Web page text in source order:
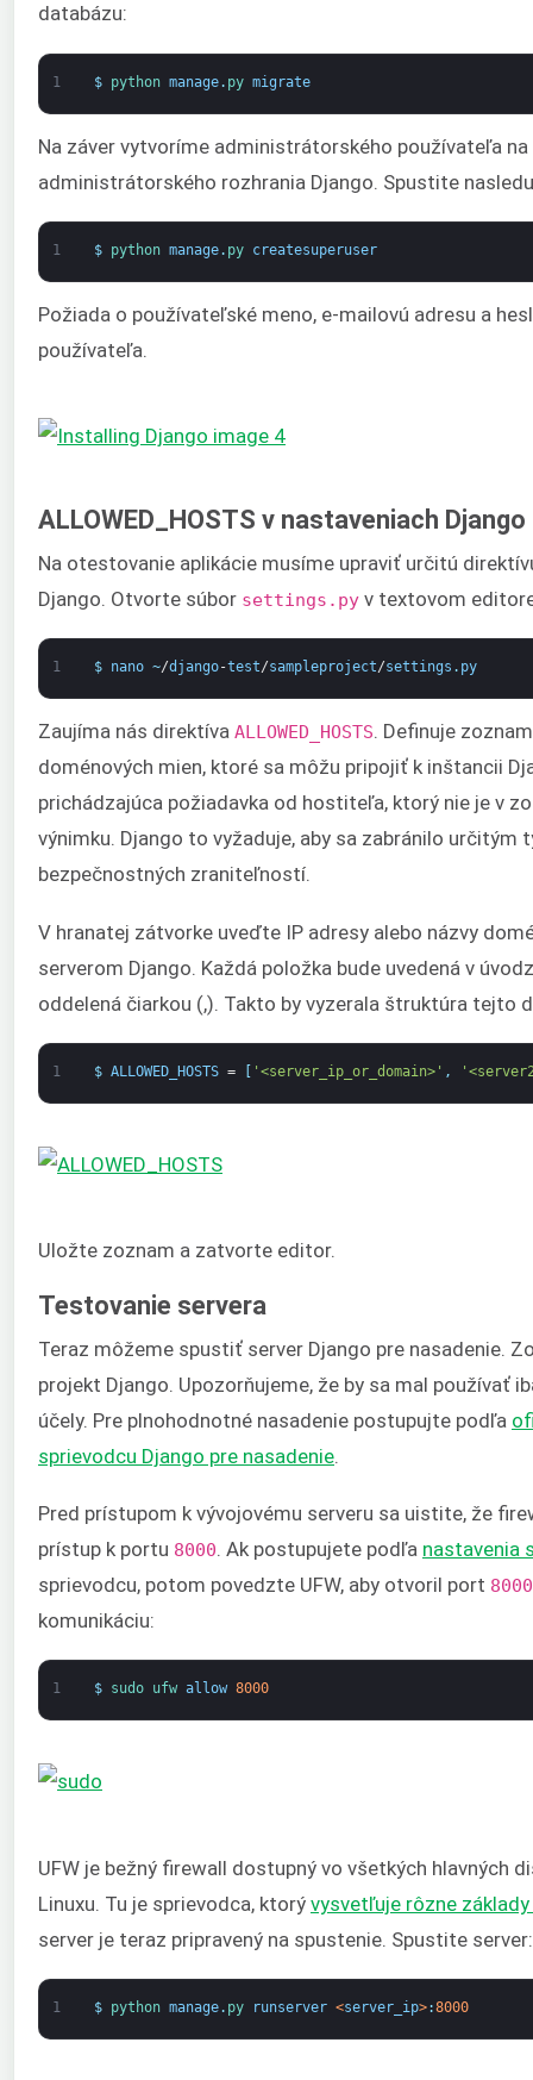
databázu:
1 $ python manage. py migrate
Na záver vytvoríme administrátorského používateľa na
administrátorského rozhrania Django. Spustite
1 $ python manage. py createsuperuser
Požiada o používateľské meno, e-mailovú adresu a
používateľa.
ALLOWED_HOSTS v nastaveniach Django
Na otestovanie aplikácie musíme upraviť určitú
Django. Otvorte súbor settings.py v textovom
1 $ nano ~/django-test/sampleproject/settings . py
Zaujíma nás direktíva ALLOWED_HOSTS. Definuje
doménových mien, ktoré sa môžu pripojiť k inštancii
prichádzajúca požiadavka od hostiteľa, ktorý nie je v
výnimku. Django to vyžaduje, aby sa zabránilo určitým
bezpečnostných zraniteľností.
V hranatej zátvorke uveďte IP adresy alebo názvy
serverom Django. Každá položka bude uvedená v
oddelená čiarkou (,). Takto by vyzerala štruktúra tejto
1 $ ALLOWED_HOSTS = [ '<server_ip_or_domain>' ,
Uložte zoznam a zatvorte editor.
Testovanie servera
Teraz môžeme spustiť server Django pre nasadenie.
projekt Django. Upozorňujeme, že by sa mal používať
účely. Pre plnohodnotné nasadenie postupujte podľa
sprievodcu Django pre nasadenie
Pred prístupom k vývojovému serveru sa uistite, že
prístup k portu 8000. Ak postupujete podľa nastavenia
sprievodcu, potom povedzte UFW, aby otvoril port 8000
komunikáciu:
1 $ sudo ufw allow 8000
UFW je bežný firewall dostupný vo všetkých hlavných
Linuxu. Tu je sprievodca, ktorý vysvetľuje rôzne základy
server je teraz pripravený na spustenie. Spustite server:
1 $ python manage. py runserver <server_ip>:8000